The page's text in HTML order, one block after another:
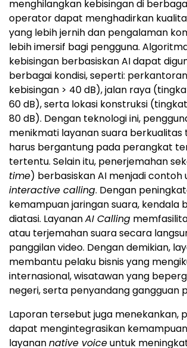
menghilangkan kebisingan di
operator dapat menghadirkan
yang lebih jernih dan pengalaman
lebih imersif bagi pengguna.
kebisingan berbasiskan AI dapat
berbagai kondisi, seperti:
kebisingan > 40 dB), jalan raya
60 dB), serta lokasi konstruksi
80 dB). Dengan teknologi ini,
menikmati layanan suara berkualitas
harus bergantung pada perangkat
tertentu. Selain itu, penerjemahan
time) berbasiskan AI menjadi contoh
interactive calling. Dengan
kemampuan jaringan suara, kendala
diatasi. LayananAI Calling
atau terjemahan suara secara
panggilan video. Dengan demikian,
membantu pelaku bisnis yang
internasional, wisatawan yang
negeri, serta penyandang gangguan
Laporan tersebut juga menekankan,
dapat mengintegrasikan
layanannative voiceuntuk